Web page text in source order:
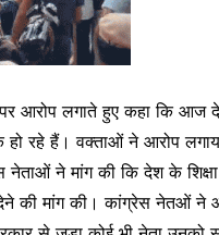
पर आरोप लगाते हुए कहा कि
रहे हैं। वक्ताओं ने आरोप
ने मांग की कि देश के
देने की मांग की। कांग्रेस नेतओं